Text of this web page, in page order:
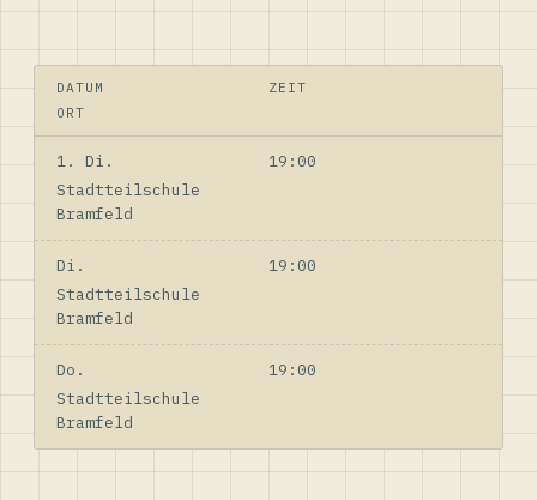
DATUM
ZEIT
ORT
1. Di.
19:00
Stadtteilschule
Bramfeld
Di.
19:00
Stadtteilschule
Bramfeld
Do.
19:00
Stadtteilschule
Bramfeld